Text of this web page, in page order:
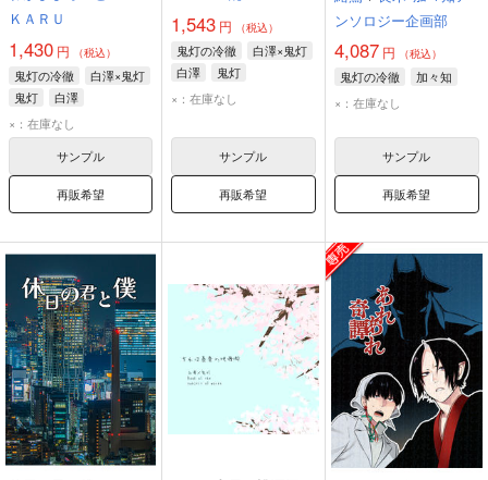
ＫＡＲＵ
1,430 円 （税込）
鬼灯の冷徹
白澤×鬼灯
鬼灯
白澤
×：在庫なし
サンプル
再販希望
1,543 円 （税込）
鬼灯の冷徹
白澤×鬼灯
白澤
鬼灯
×：在庫なし
サンプル
再販希望
ンソロジー企画部
4,087円 （税込）
鬼灯の冷徹
加々知
×：在庫なし
サンプル
再販希望